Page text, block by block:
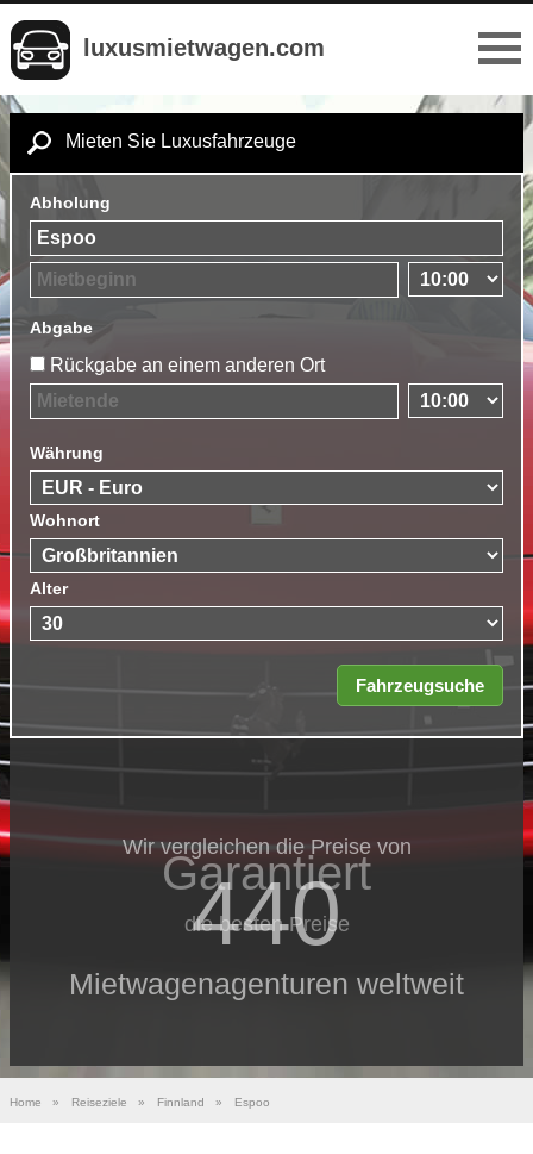
luxusmietwagen.com
Mieten Sie Luxusfahrzeuge
Abholung
Abgabe
Rückgabe an einem anderen Ort
Währung
Wohnort
Alter
Wir vergleichen die Preise von
440
Mietwagenagenturen weltweit
Garantiert
die besten Preise
Home » Reiseziele » Finnland » Espoo